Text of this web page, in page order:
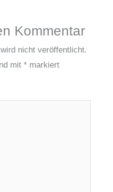
Kommentar
nicht veröffentlicht.
mit * markiert